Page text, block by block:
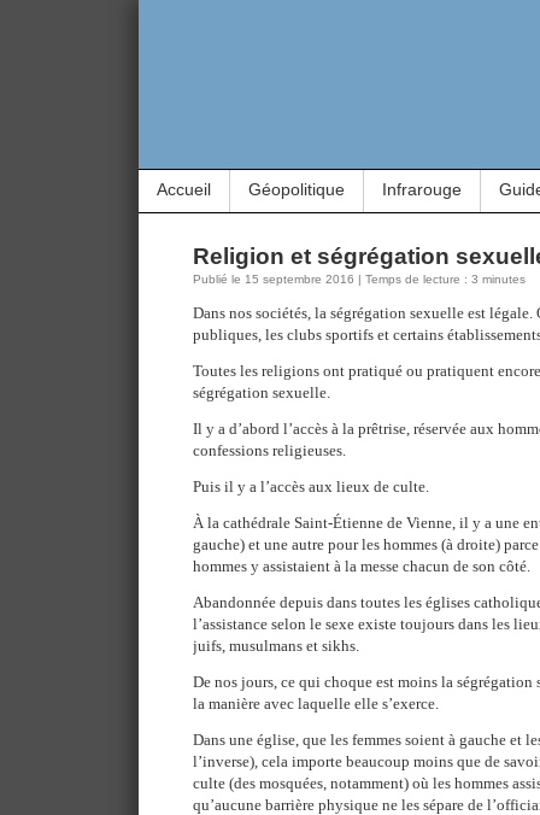
Accueil Géopolitique Infrarouge
Religion et ségrégation
Publié le 15 septembre 2016 | Temps de lecture : 3 minutes
Dans nos sociétés, la ségrégation sexuelle est
publiques, les clubs sportifs et certains
Toutes les religions ont pratiqué ou pratiquent
ségrégation sexuelle.
Il y a d’abord l’accès à la prêtrise, réservée aux
confessions religieuses.
Puis il y a l’accès aux lieux de culte.
À la cathédrale Saint-Étienne de Vienne, il y a une
gauche) et une autre pour les hommes (à droite)
hommes y assistaient à la messe chacun de son côté.
Abandonnée depuis dans toutes les églises
l’assistance selon le sexe existe toujours dans les
juifs, musulmans et sikhs.
De nos jours, ce qui choque est moins la
la manière avec laquelle elle s’exerce.
Dans une église, que les femmes soient à gauche et
l’inverse), cela importe beaucoup moins que de
culte (des mosquées, notamment) où les hommes
qu’aucune barrière physique ne les sépare de